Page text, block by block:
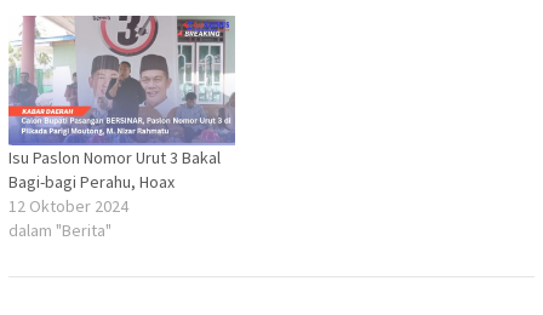
Isu Paslon Nomor Urut 3 Bakal
Bagi-bagi Perahu, Hoax
12 Oktober 2024
dalam "Berita"